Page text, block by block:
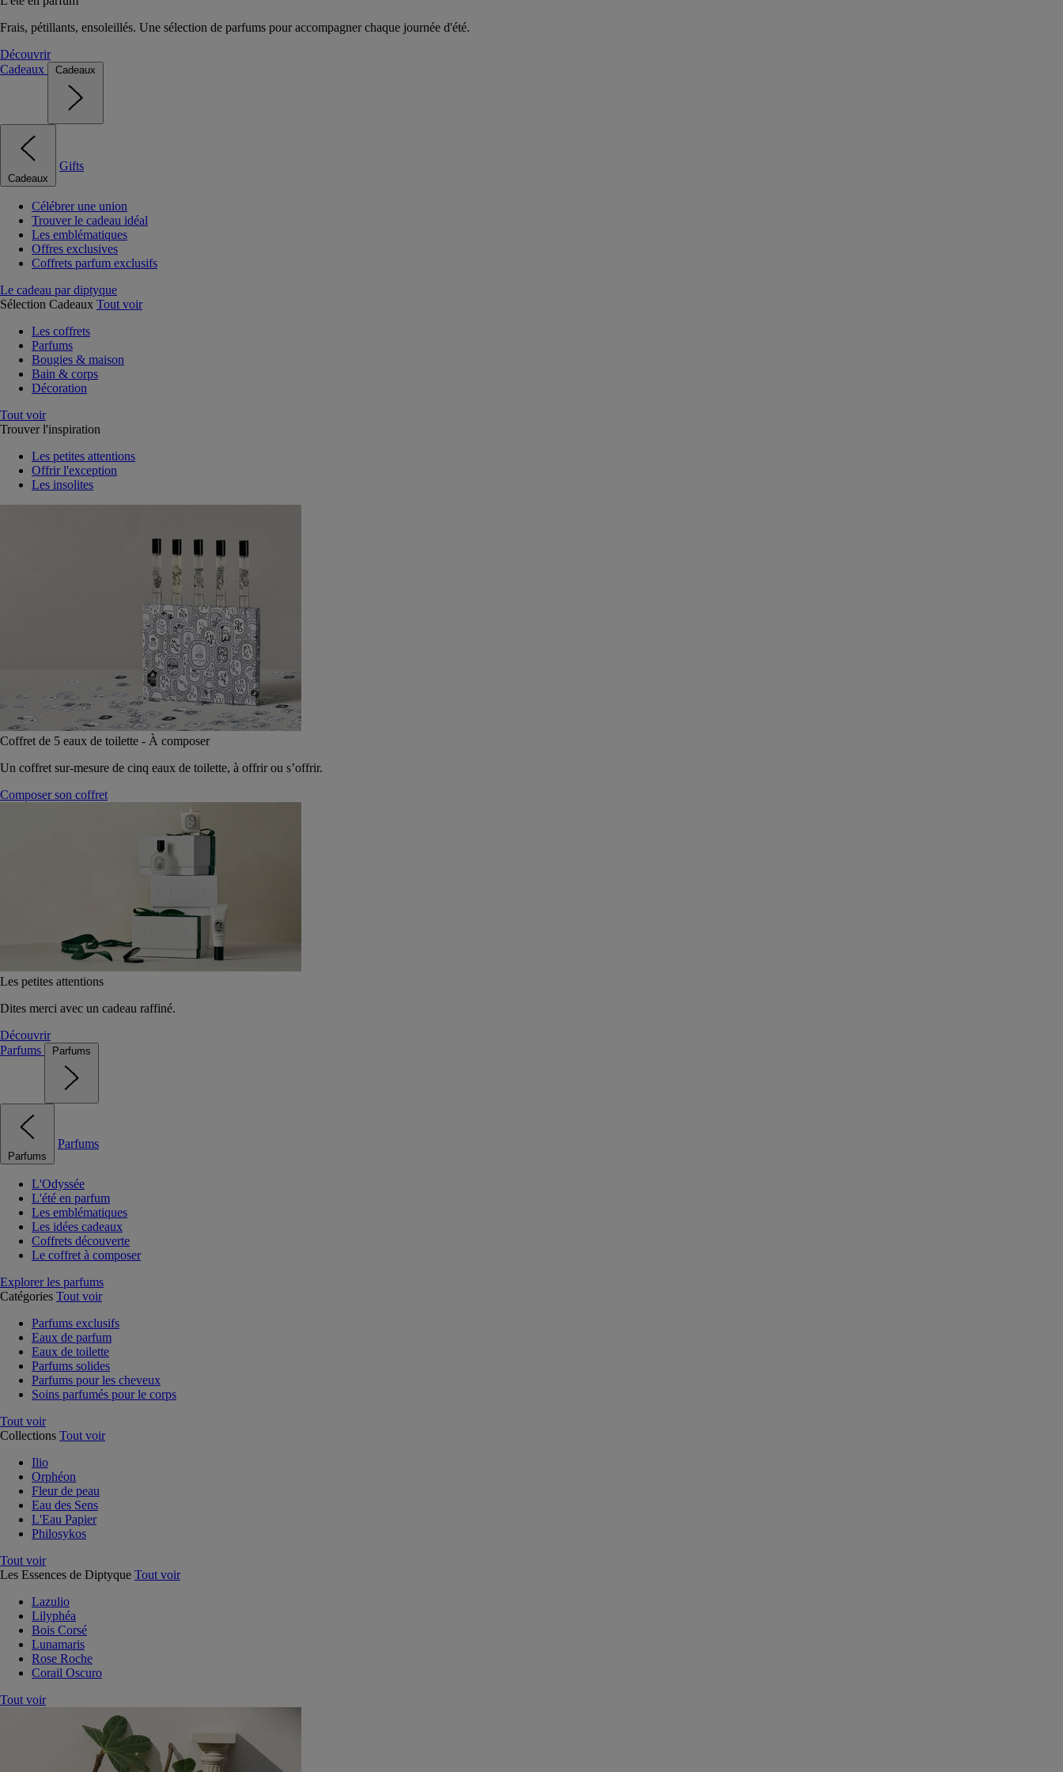
Frais, pétillants, ensoleillés. Une sélection de parfums pour accompagner chaque journée d'été.
Découvrir
Cadeaux
Cadeaux
Cadeaux
Gifts
Célébrer une union
Trouver le cadeau idéal
Les emblématiques
Offres exclusives
Coffrets parfum exclusifs
Le cadeau par diptyque
Sélection Cadeaux Tout voir
Les coffrets
Parfums
Bougies & maison
Bain & corps
Décoration
Tout voir
Trouver l'inspiration
Les petites attentions
Offrir l'exception
Les insolites
Coffret de 5 eaux de toilette - À composer
Un coffret sur-mesure de cinq eaux de toilette, à offrir ou s’offrir.
Composer son coffret
Les petites attentions
Dites merci avec un cadeau raffiné.
Découvrir
Parfums
Parfums
Parfums
Parfums
L'Odyssée
L'été en parfum
Les emblématiques
Les idées cadeaux
Coffrets découverte
Le coffret à composer
Explorer les parfums
Catégories Tout voir
Parfums exclusifs
Eaux de parfum
Eaux de toilette
Parfums solides
Parfums pour les cheveux
Soins parfumés pour le corps
Tout voir
Collections Tout voir
Ilio
Orphéon
Fleur de peau
Eau des Sens
L'Eau Papier
Philosykos
Tout voir
Les Essences de Diptyque Tout voir
Lazulio
Lilyphéa
Bois Corsé
Lunamaris
Rose Roche
Corail Oscuro
Tout voir